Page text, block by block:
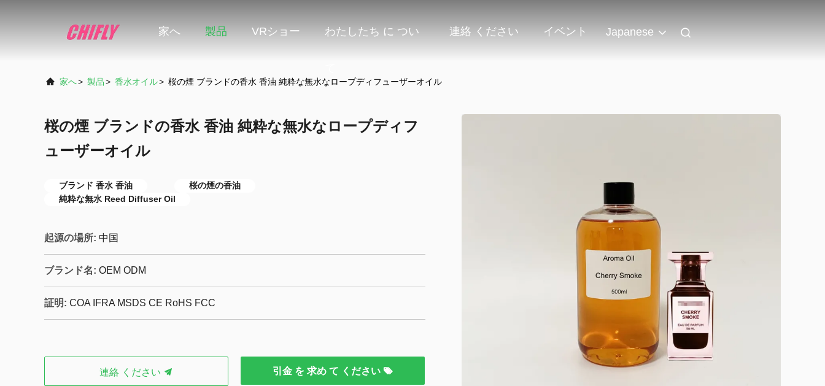
家へ 製品 VRショー わたしたち に つい 連絡 ください イベント Japanese
家へ> 製品> 香水オイル> 桜の煙 ブランドの香水 香油 純粋な無水なロープディフューザーオイル
桜の煙 ブランドの香水 香油 純粋な無水なロープディフ
ューザーオイル
ブランド 香水 香油
桜の煙の香油
純粋な無水 Reed Diffuser Oil
起源の場所: 中国
ブランド名: OEM ODM
証明: COA IFRA MSDS CE RoHS FCC
連絡 ください 引金 を 求め て ください